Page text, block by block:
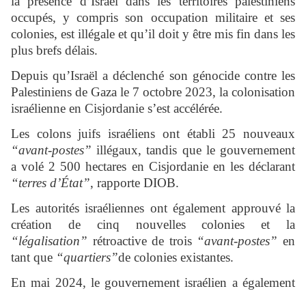
occupés, y compris son occupation militaire et ses
colonies, est illégale et qu’il doit y être mis fin dans les
plus brefs délais.
Depuis qu’Israël a déclenché son génocide contre les
Palestiniens de Gaza le 7 octobre 2023, la colonisation
israélienne en Cisjordanie s’est accélérée.
Les colons juifs israéliens ont établi 25 nouveaux
“avant-postes” illégaux, tandis que le gouvernement
a volé 2 500 hectares en Cisjordanie en les déclarant
“terres d’État”, rapporte DIOB.
Les autorités israéliennes ont également approuvé la
création de cinq nouvelles colonies et la
“légalisation” rétroactive de trois“avant-postes” en
tant que “quartiers”de colonies existantes.
En mai 2024, le gouvernement israélien a également